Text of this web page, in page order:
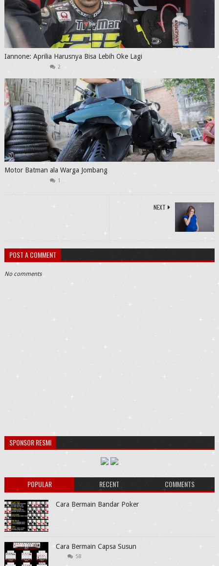
Iannone: Aprilia Harusnya Bisa Lebih Oke Lagi
2
Motor Batman ala Warga Jombang
1
NEXT
POST A COMMENT
No comments
SPONSOR RESMI
POPULAR RECENT COMMENTS
Cara Bermain Bandar Poker
Cara Bermain Capsa Susun
58